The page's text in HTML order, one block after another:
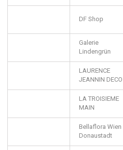
DF Shop
Galerie
Lindengrün
LAURENCE
JEANNIN DECO
LA TROISIEME
MAIN
Bellaflora Wien
Donaustadt